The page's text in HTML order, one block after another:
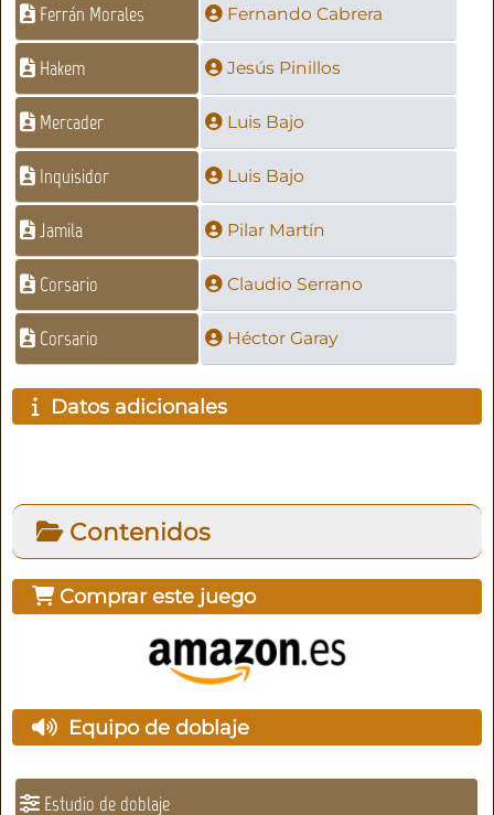
Ferrán Morales Fernando Cabrera
Hakem Jesús Pinillos
Mercader Luis Bajo
Inquisidor Luis Bajo
Jamila Pilar Martín
Corsario Claudio Serrano
Corsario Héctor Garay
Datos adicionales
Contenidos
Comprar este juego
Equipo de doblaje
Estudio de doblaje